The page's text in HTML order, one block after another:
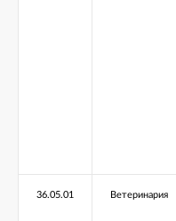
36.05.01 Ветеринария